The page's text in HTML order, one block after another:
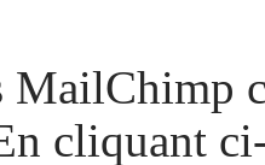
cliquant